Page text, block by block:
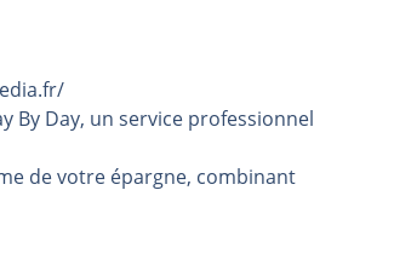
By Day, un service professionnel
de votre épargne, combinant